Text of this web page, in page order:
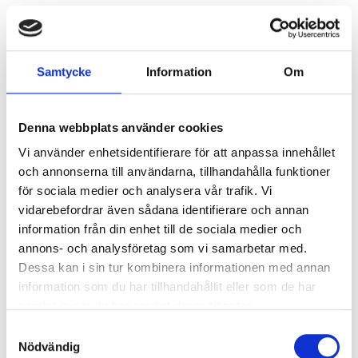
Samtycke Information Om
Denna webbplats använder cookies
Vi använder enhetsidentifierare för att anpassa innehållet
och annonserna till användarna, tillhandahålla funktioner
för sociala medier och analysera vår trafik. Vi
vidarebefordrar även sådana identifierare och annan
information från din enhet till de sociala medier och
annons- och analysföretag som vi samarbetar med.
Dessa kan i sin tur kombinera informationen med annan
information som du har tillhandahållit eller som de har
Nödvändig
Ljusstyrning
Ljusstyrning:
Nödljus:
Ja
Typ av nödljus:
Batteribackup självtest
Brinntid i batteridrift:
1 h
Ljus vid strömbortfall:
344 lm
Standard:
EN 60598-2-22
Anslutning
Dubbla införingshål på armaturens baksida
Armaturen är försedd med en plint vid vardera
gaveln, 5x2x2,5mm² med 3-fas överkoppling.